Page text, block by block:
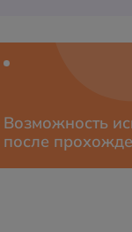
Возможность
после